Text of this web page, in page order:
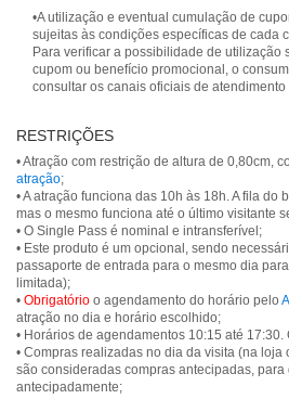
•A utilização e eventual cumulação de
sujeitas às condições específicas de cada
Para verificar a possibilidade de utilização
cupom ou benefício promocional, o
consultar os canais oficiais de
RESTRIÇÕES
• Atração com restrição de altura de 0,80cm,
atração;
• A atração funciona das 10h às 18h. A fila do
mas o mesmo funciona até o último visitante
• O Single Pass é nominal e intransferível;
• Este produto é um opcional, sendo
passaporte de entrada para o mesmo dia
limitada);
• Obrigatório o agendamento do horário pelo
atração no dia e horário escolhido;
• Horários de agendamentos 10:15 até
• Compras realizadas no dia da visita (na
são consideradas compras antecipadas,
antecipadamente;